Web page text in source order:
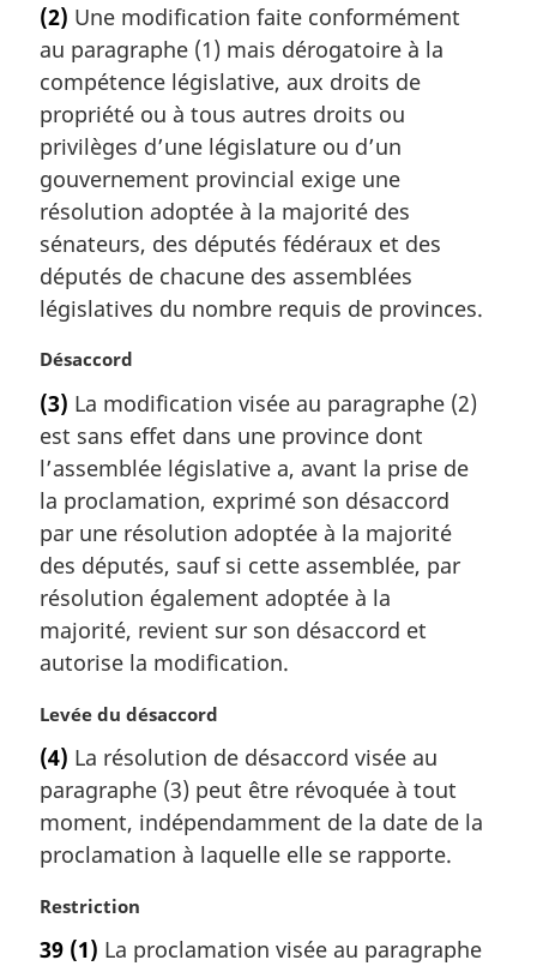
t
e
m
a
r
g
i
n
a
e
:
(2) Une modification faite conformément
au paragraphe (1) mais dérogatoire à la
compétence législative, aux droits de
propriété ou à tous autres droits ou
privilèges d’une législature ou d’un
gouvernement provincial exige une
résolution adoptée à la majorité des
sénateurs, des députés fédéraux et des
députés de chacune des assemblées
législatives du nombre requis de provinces.
N
t
e
m
a
g
i
n
a
e
:
Désaccord
(3) La modification visée au paragraphe (2)
est sans effet dans une province dont
l’assemblée législative a, avant la prise de
la proclamation, exprimé son désaccord
par une résolution adoptée à la majorité
des députés, sauf si cette assemblée, par
résolution également adoptée à la
majorité, revient sur son désaccord et
autorise la modification.
N
t
e
m
a
r
g
n
Levée du désaccord
(4) La résolution de désaccord visée au
paragraphe (3) peut être révoquée à tout
moment, indépendamment de la date de la
proclamation à laquelle elle se rapporte.
N
t
Restriction
39 (1) La proclamation visée au paragraphe